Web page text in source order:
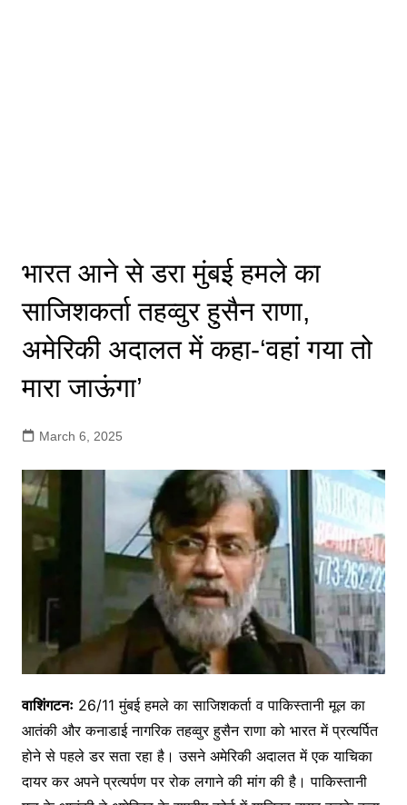
भारत आने से डरा मुंबई हमले का
साजिशकर्ता तहव्वुर हुसैन राणा,
अमेरिकी अदालत में कहा-‘वहां गया तो
मारा जाऊंगा’
March 6, 2025
वाशिंगटनः26/11 मुंबई हमले का साजिशकर्ता व पाकिस्तानी मूल का
आतंकी और कनाडाई नागरिक तहव्वुर हुसैन राणा को भारत में प्रत्यर्पित
होने से पहले डर सता रहा है। उसने अमेरिकी अदालत में एक याचिका
दायर कर अपने प्रत्यर्पण पर रोक लगाने की मांग की है। पाकिस्तानी